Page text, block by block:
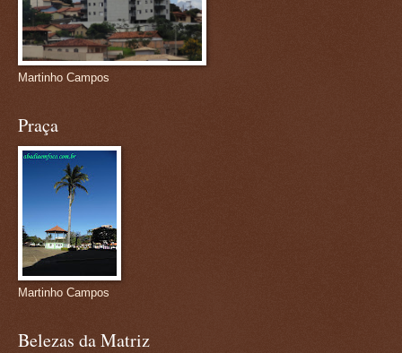
Martinho Campos
Praça
Martinho Campos
Belezas da Matriz